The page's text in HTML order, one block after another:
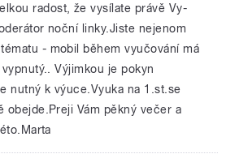
radost, že vysílate právě Vy-
noční linky.Jiste nejenom
- mobil během vyučování má
Výjimkou je pokyn
nutný k výuce.Vyuka na 1.st.se
obejde.Preji Vám pěkný večer a